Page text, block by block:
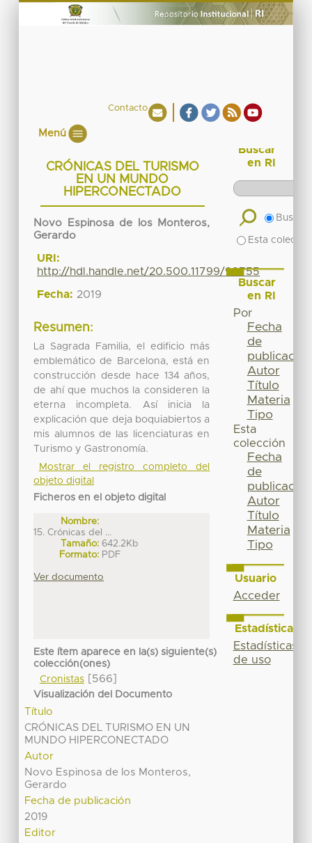
Contacto
Menú
CRÓNICAS DEL TURISMO
EN UN MUNDO
HIPERCONECTADO
Novo Espinosa de los Monteros,
Gerardo
URI:
http://hdl.handle.net/20.500.11799/99755
Fecha: 2019
Resumen:
La Sagrada Familia, el edificio más
emblemático de Barcelona, está en
construcción desde hace 134 años,
de ahí que muchos la consideren la
eterna incompleta. Así inicia la
explicación que deja boquiabiertos a
mis alumnos de las licenciaturas en
Turismo y Gastronomía.
Mostrar el registro completo del
objeto digital
Ficheros en el objeto digital
Nombre:
15. Crónicas del ...
Tamaño: 642.2Kb
Formato: PDF
Ver documento
Este ítem aparece en la(s) siguiente(s)
colección(ones)
Cronistas[566]
Visualización del Documento
Título
CRÓNICAS DEL TURISMO EN UN
MUNDO HIPERCONECTADO
Autor
Novo Espinosa de los Monteros,
Gerardo
Fecha de publicación
2019
Editor
Buscar
en RI
Buscar
Esta
Buscar
en RI
Por
Fecha
de
publicación
Autor
Título
Materia
Tipo
Esta
colección
Fecha
de
publicación
Autor
Título
Materia
Tipo
Usuario
Acceder
Estadísticas
Estadísticas
de uso